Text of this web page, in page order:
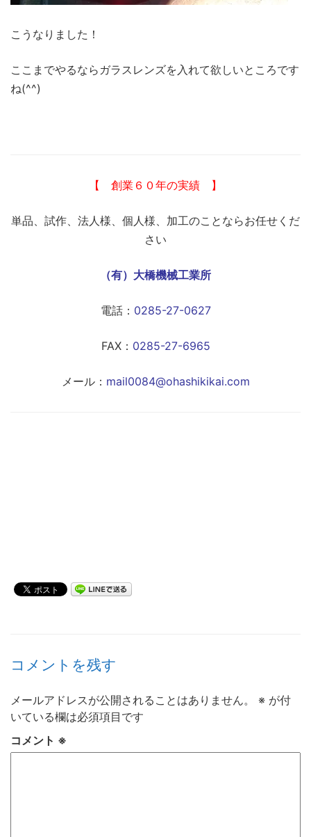
こうなりました！
ここまでやるならガラスレンズを入れて欲しいところです
ね(^^)
【 創業６０年の実績 】
単品、試作、法人様、個人様、加工のことならお任せくだ
さい
（有）大橋機械工業所
電話： 0285-27-0627
FAX： 0285-27-6965
メール： mail0084@ohashikikai.com
コメントを残す
メールアドレスが公開されることはありません。 ※ が付
いている欄は必須項目です
コメント ※